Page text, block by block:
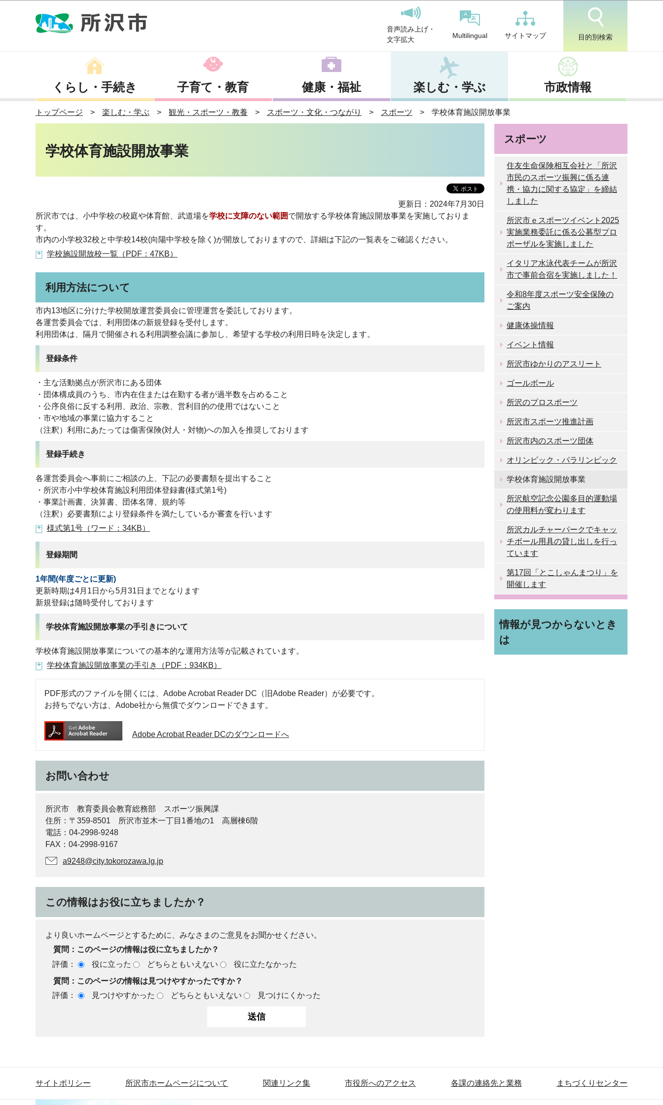
音声読み上げ・
文字拡大
Multilingual サイトマップ 目的別検索
くらし・手続き 子育て・教育 健康・福祉 楽しむ・学ぶ 市政情報
トップページ 楽しむ・学ぶ 観光・スポーツ・教養 スポーツ・文化・つながり スポーツ 学校体育施設開放事業
学校体育施設開放事業
更新日：2024年7月30日
所沢市では、小中学校の校庭や体育館、武道場を学校に支障のない範囲で開放する学校体育施設開放事業を実施しておりま
す。
市内の小学校32校と中学校14校(向陽中学校を除く)が開放しておりますので、詳細は下記の一覧表をご確認ください。
学校施設開放校一覧（PDF：47KB）
利用方法について
市内13地区に分けた学校開放運営委員会に管理運営を委託しております。
各運営委員会では、利用団体の新規登録を受付します。
利用団体は、隔月で開催される利用調整会議に参加し、希望する学校の利用日時を決定します。
登録条件
・主な活動拠点が所沢市にある団体
・団体構成員のうち、市内在住または在勤する者が過半数を占めること
・公序良俗に反する利用、政治、宗教、営利目的の使用ではないこと
・市や地域の事業に協力すること
（注釈）利用にあたっては傷害保険(対人・対物)への加入を推奨しております
登録手続き
各運営委員会へ事前にご相談の上、下記の必要書類を提出すること
・所沢市小中学校体育施設利用団体登録書(様式第1号)
・事業計画書、決算書、団体名簿、規約等
（注釈）必要書類により登録条件を満たしているか審査を行います
様式第1号（ワード：34KB）
登録期間
1年間(年度ごとに更新)
更新時期は4月1日から5月31日までとなります
新規登録は随時受付しております
学校体育施設開放事業の手引きについて
学校体育施設開放事業についての基本的な運用方法等が記載されています。
学校体育施設開放事業の手引き（PDF：934KB）
PDF形式のファイルを開くには、Adobe Acrobat Reader DC（旧Adobe Reader）が必要です。
お持ちでない方は、Adobe社から無償でダウンロードできます。
Adobe Acrobat Reader DCのダウンロードへ
お問い合わせ
所沢市 教育委員会教育総務部 スポーツ振興課
住所：〒359-8501 所沢市並木一丁目1番地の1 高層棟6階
電話：04-2998-9248
FAX：04-2998-9167
a9248@city.tokorozawa.lg.jp
この情報はお役に立ちましたか？
より良いホームページとするために、みなさまのご意見をお聞かせください。
質問：このページの情報は役に立ちましたか？
評価：
役に立った どちらともいえない
役に立たなかった
質問：このページの情報は見つけやすかったですか？
評価：
見つけやすかった どちらともいえない 見つけにくかった
スポーツ
住友生命保険相互会社と「所沢
市民のスポーツ振興に係る連
携・協力に関する協定」を締結
しました
所沢市ｅスポーツイベント2025
実施業務委託に係る公募型プロ
ポーザルを実施しました
イタリア水泳代表チームが所沢
市で事前合宿を実施しました！
令和8年度スポーツ安全保険の
ご案内
健康体操情報
イベント情報
所沢市ゆかりのアスリート
ゴールボール
所沢のプロスポーツ
所沢市スポーツ推進計画
所沢市内のスポーツ団体
オリンピック・パラリンピック
学校体育施設開放事業
所沢航空記念公園多目的運動場
の使用料が変わります
所沢カルチャーパークでキャッ
チボール用具の貸し出しを行っ
ています
第17回「とこしゃんまつり」を
開催します
情報が見つからないとき
は
サイトポリシー 所沢市ホームページについて 関連リンク集 市役所へのアクセス 各課の連絡先と業務 まちづくりセンター